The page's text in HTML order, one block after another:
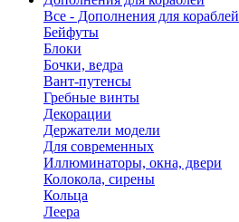
Все - Дополнения для кораблей
Бейфуты
Блоки
Бочки, ведра
Вант-путенсы
Гребные винты
Декорации
Держатели модели
Для современных
Иллюминаторы, окна, двери
Колокола, сирены
Кольца
Леера